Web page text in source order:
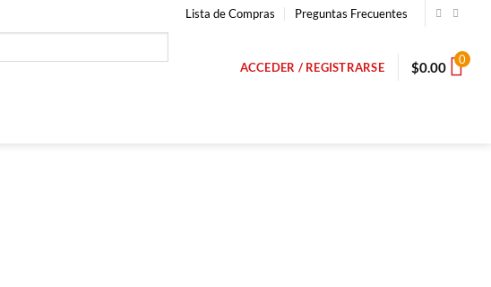
Lista de Compras Preguntas Frecuentes
ACCEDER / REGISTRARSE $0.00 0